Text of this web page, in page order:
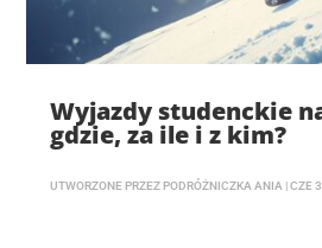
Wyjazdy studenckie
gdzie, za ile i z kim?
UTWORZONE PRZEZ PODRÓŻNICZKA ANIA |CZE